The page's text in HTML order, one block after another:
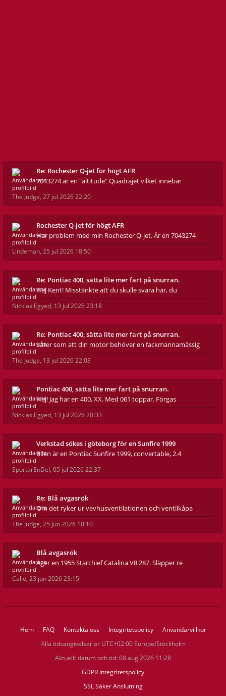
Re: Rochester Q-jet för högt AFR
7043274 är en "altitude" Quadrajet vilket innebär
The Judge, 27 jul 2026 22:20
Rochester Q-jet för högt AFR
Har problem med min Rochester Q-jet. Är en 7043274
Lindeman, 25 jul 2026 18:50
Re: Pontiac 400, sätta lite mer fart på snurran.
Hej Kent! Misstänkte att du skulle svara här, du
Nicklas.Egyed, 13 jul 2026 23:18
Re: Pontiac 400, sätta lite mer fart på snurran.
Låter som att din motor behöver en fackmannamässig
The Judge, 13 jul 2026 22:03
Pontiac 400, sätta lite mer fart på snurran.
Hej! Jag har en 400, XX. Med 061 toppar. Förgas
Nicklas.Egyed, 13 jul 2026 20:33
Verkstad sökes i göteborg för en Sunfire 1999
Bilen är en Pontiac Sunfire 1999, convertable, 2.4
SportarEnDel, 05 jul 2026 22:37
Re: Blå avgasrök
Om det ryker ur vevhusventilationen och ventilkåpa
The Judge, 25 jun 2026 10:10
Blå avgasrök
Äger en 1955 Starchief Catalina V8 287. Släpper re
Calle, 23 jun 2026 23:15
Hem FAQ Kontakta oss Integritetspolicy
Användarvillkor
Alla tidsangivelser är UTC+02:00 Europe/Stockholm
Aktuellt datum och tid: 08 aug 2026 11:28
GDPR Integritetspolicy
SSL Säker Anslutning